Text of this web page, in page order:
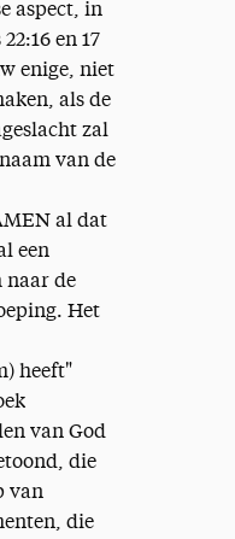
aspect, in
en 17
enige, niet
als de
zal
van de
al dat
een
naar de
Het
heeft"
van God
die
van
die